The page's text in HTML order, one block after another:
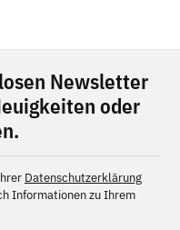
Newsletter
oder
Datenschutzerklärung
Informationen zu Ihrem